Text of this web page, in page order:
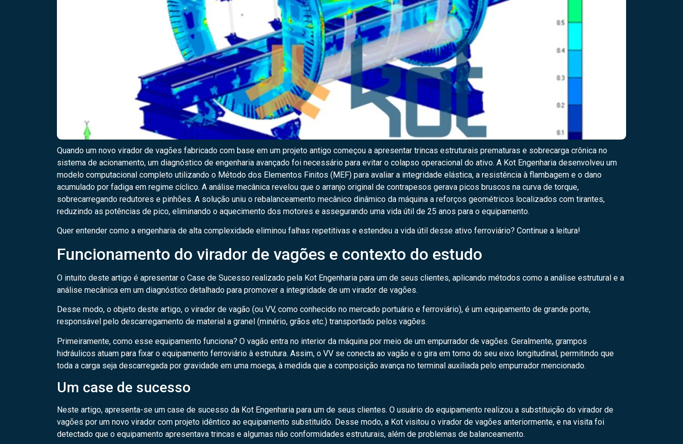
Quando um novo virador de vagões fabricado com base em um projeto antigo começou a apresentar trincas estruturais prematuras e sobrecarga crônica no
sistema de acionamento, um diagnóstico de engenharia avançado foi necessário para evitar o colapso operacional do ativo. A Kot Engenharia desenvolveu um
modelo computacional completo utilizando o Método dos Elementos Finitos (MEF) para avaliar a integridade elástica, a resistência à flambagem e o dano
acumulado por fadiga em regime cíclico. A análise mecânica revelou que o arranjo original de contrapesos gerava picos bruscos na curva de torque,
sobrecarregando redutores e pinhões. A solução uniu o rebalanceamento mecânico dinâmico da máquina a reforços geométricos localizados com tirantes,
reduzindo as potências de pico, eliminando o aquecimento dos motores e assegurando uma vida útil de 25 anos para o equipamento.
Quer entender como a engenharia de alta complexidade eliminou falhas repetitivas e estendeu a vida útil desse ativo ferroviário? Continue a leitura!
Funcionamento do virador de vagões e contexto do estudo
O intuito deste artigo é apresentar o Case de Sucesso realizado pela Kot Engenharia para um de seus clientes, aplicando métodos como a análise estrutural e a
análise mecânica em um diagnóstico detalhado para promover a integridade de um virador de vagões.
Desse modo, o objeto deste artigo, o virador de vagão (ou VV, como conhecido no mercado portuário e ferroviário), é um equipamento de grande porte,
responsável pelo descarregamento de material a granel (minério, grãos etc.) transportado pelos vagões.
Primeiramente, como esse equipamento funciona? O vagão entra no interior da máquina por meio de um empurrador de vagões. Geralmente, grampos
hidráulicos atuam para fixar o equipamento ferroviário à estrutura. Assim, o VV se conecta ao vagão e o gira em torno do seu eixo longitudinal, permitindo que
toda a carga seja descarregada por gravidade em uma moega, à medida que a composição avança no terminal auxiliada pelo empurrador mencionado.
Um case de sucesso
Neste artigo, apresenta-se um case de sucesso da Kot Engenharia para um de seus clientes. O usuário do equipamento realizou a substituição do virador de
vagões por um novo virador com projeto idêntico ao equipamento substituído. Desse modo, a Kot visitou o virador de vagões anteriormente, e na visita foi
detectado que o equipamento apresentava trincas e algumas não conformidades estruturais, além de problemas de balanceamento.